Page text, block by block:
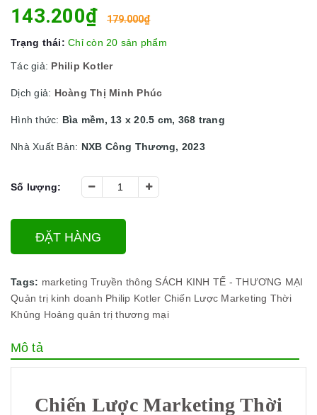
143.200₫ 179.000₫
Trạng thái: Chỉ còn 20 sản phẩm
Tác giả: Philip Kotler
Dịch giả: Hoàng Thị Minh Phúc
Hình thức: Bìa mềm, 13 x 20.5 cm, 368 trang
Nhà Xuất Bản: NXB Công Thương, 2023
Số lượng:
ĐẶT HÀNG
Tags: marketing Truyền thông SÁCH KINH TẾ - THƯƠNG MẠI
Quản trị kinh doanh Philip Kotler Chiến Lược Marketing Thời
Khủng Hoảng quản trị thương mại
Mô tả
Chiến Lược Marketing Thời